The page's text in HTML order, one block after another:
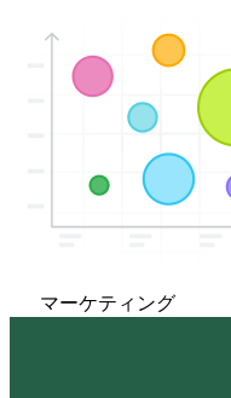
マーケティング